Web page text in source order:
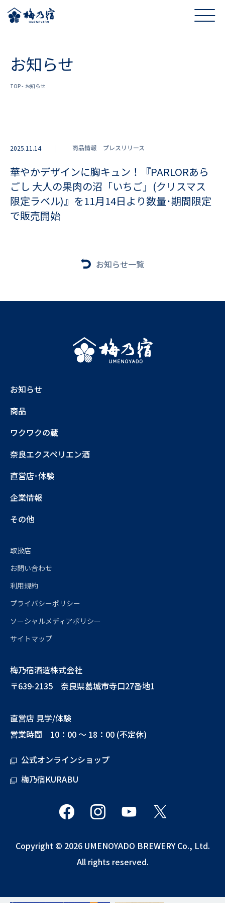
お知らせ
TOP お知らせ
2025.11.14 商品情報 プレスリリース
華やかデザインに胸キュン！『PARLORあら
ごし 大人の果肉の沼「いちご」(クリスマス
限定ラベル)』を11月14日より数量･期間限定
で販売開始
お知らせ一覧
お知らせ
商品
ワクワクの蔵
奈良エクスペリエン酒
直営店･体験
企業情報
その他
取扱店
お問い合わせ
利用規約
プライバシーポリシー
ソーシャルメディアポリシー
サイトマップ
梅乃宿酒造株式会社
〒639-2135 奈良県葛城市寺口27番地1
直営店 見学/体験
営業時間 10：00 ～ 18：00 (不定休)
公式オンラインショップ
梅乃宿KURABU
Copyright © 2026 UMENOYADO BREWERY Co., Ltd.
All rights reserved.